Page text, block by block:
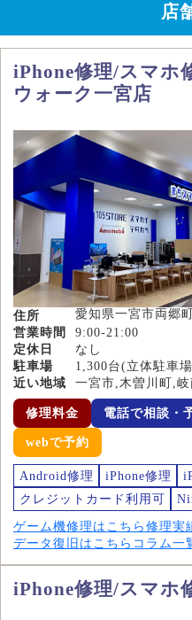
店
iPhone修理/スマホ
ウォーク一宮店
住所
愛知県一宮市両郷
営業時間
9:00-21:00
定休日
なし
駐車場
1,300台(立体駐車
近い地域
一宮市,木曽川町,
修理料金 電話で相談・
webで予約
Android修理 iPhone修理
クレジットカード利用可
ゲーム機修理はこちら 修理実
データ復旧はこちら コラム一
iPhone修理/スマホ